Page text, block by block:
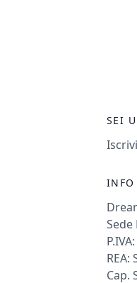
SEI
INFO
Sede
REA:
Cap.